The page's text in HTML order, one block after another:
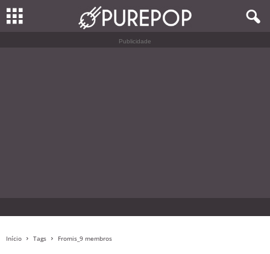
Publicidade
Início Tags Fromis_9 membros